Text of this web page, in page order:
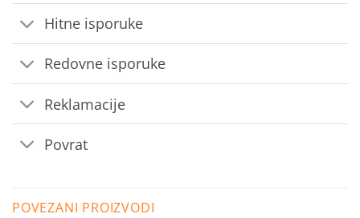
Hitne isporuke
Redovne isporuke
Reklamacije
Povrat
POVEZANI PROIZVODI